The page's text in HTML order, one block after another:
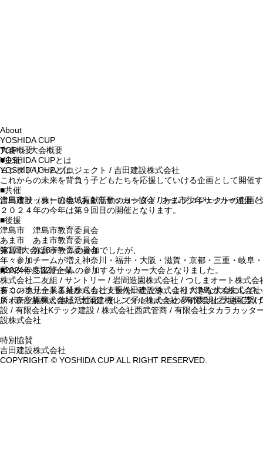
About
YOSHIDA CUP
TOP＞ 大会概要
YOSHIDA CUPとは
YOSHIDA CUPとは、
これからの未来を背負う子どもたちを応援していける企画として開催
吉田建設（株）の地域貢献活動のヨシダドリームプロジェクトの企画
２０２４年の今年は第９回目の開催となります。
第1回大会は8チームの参加でしたが、
年々参加チームが増え神奈川・福井・大阪・滋賀・京都・三重・岐阜
県内外から32チームの参加するサッカー大会となりました。
多くの地元企業各社からもご支援をいただき、より大きな大会にして
スポーツ振興と地域活性化、そして子どもたちの夢の実現に大きく繋
大会概要
■主催
ヨシダドリームプロジェクト / 吉田建設株式会社
■共催
津島市サッカー協会 / あま市サッカー協会 / あま市少年サッカー連盟 /
■後援
津島市 津島市教育委員会
あま市 あま市教育委員会
弥富市 弥富市教育委員会
■2024年度協賛企業
株式会社二友組 / サントリー / 岩間造園株式会社 / つしまオート株式
有コンクリート工業株式会社 / 千代田建設株式会社 / 津島ガス株式会
所 / 森産業株式会社 / 太陽建機レンタル株式会社 / 有限会社石垣園芸
設 / 有限会社Kテック建設 / 株式会社西武管商 / 有限会社タカラカッ
設株式会社
特別協賛
吉田建設株式会社
COPYRIGHT © YOSHIDA CUP ALL RIGHT RESERVED.